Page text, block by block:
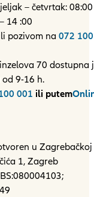
– četvrtak: 08:00
14 :00
pozivom na 072 100
70 dostupna
9-16 h.
001 ili putem
u Zagrebačkoj
1, Zagreb